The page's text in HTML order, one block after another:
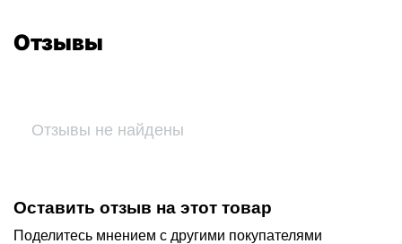
Отзывы
Отзывы не найдены
Оставить отзыв на этот товар
Поделитесь мнением с другими покупателями